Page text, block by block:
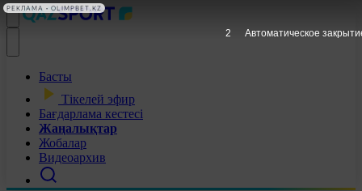
Басты
Тікелей эфир
Бағдарлама кестесі
Жаңалықтар
Жобалар
Видеоархив
1 Автоматическое
РЕКЛАМА • OLIMPBET.KZ